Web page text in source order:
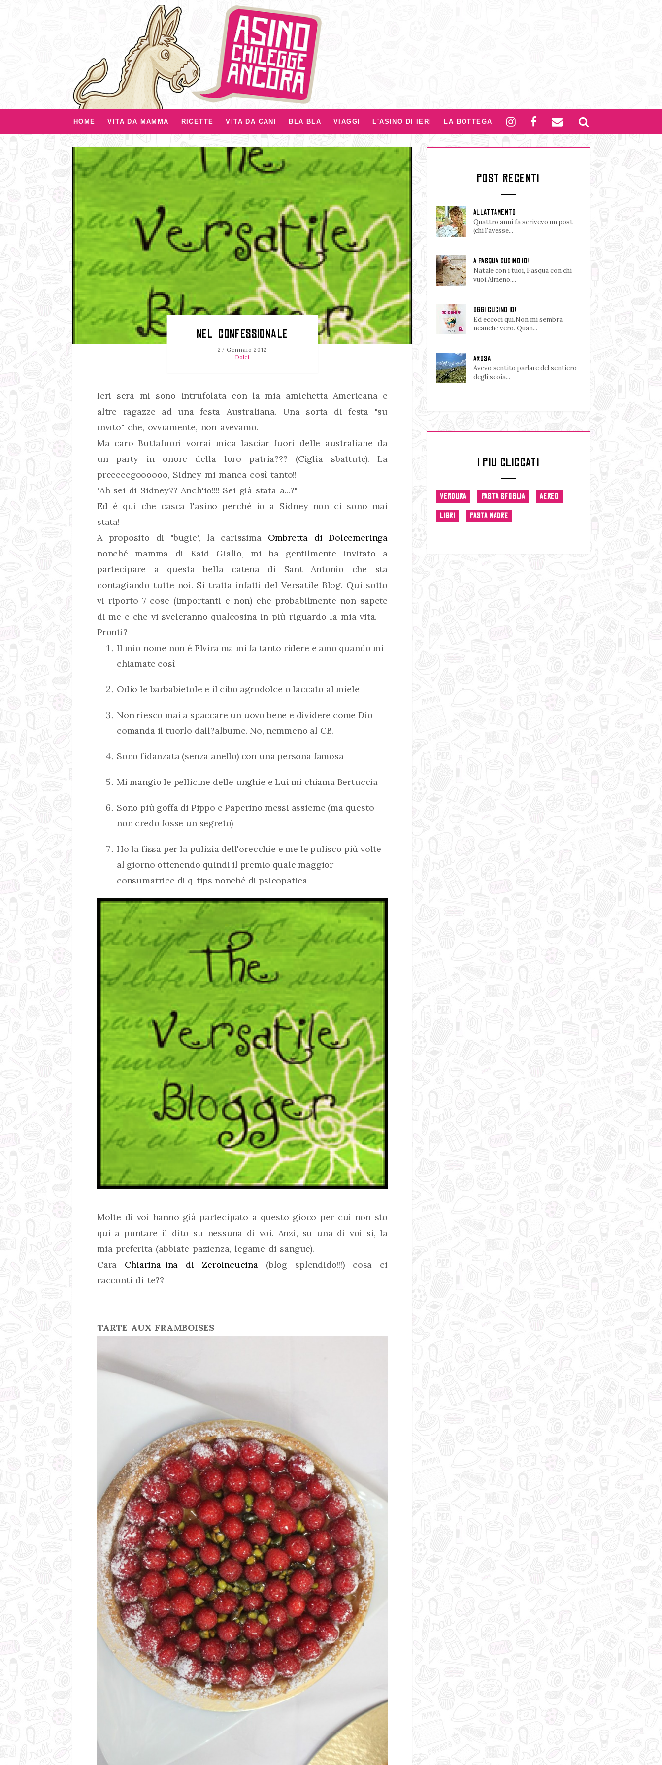
HOME VITA DA MAMMA RICETTE VITA DA CANI BLA BLA VIAGGI L'ASINO DI IERI LA BOTTEGA
NEL CONFESSIONALE
27 Gennaio 2012
Dolci
Ieri sera mi sono intrufolata con la mia amichetta Americana e
altre ragazze ad una festa Australiana. Una sorta di festa "su
invito" che, ovviamente, non avevamo.
Ma caro Buttafuori vorrai mica lasciar fuori delle australiane da
un party in onore della loro patria??? (Ciglia sbattute). La
preeeeegoooooo, Sidney mi manca così tanto!!
"Ah sei di Sidney?? Anch'io!!!! Sei già stata a...?"
Ed é qui che casca l'asino perché io a Sidney non ci sono mai
stata!
A proposito di "bugie", la carissima Ombretta di Dolcemeringa
nonché mamma di Kaid Giallo, mi ha gentilmente invitato a
partecipare a questa bella catena di Sant Antonio che sta
contagiando tutte noi. Si tratta infatti del Versatile Blog. Qui sotto
vi riporto 7 cose (importanti e non) che probabilmente non sapete
di me e che vi sveleranno qualcosina in più riguardo la mia vita.
Pronti?
Il mio nome non é Elvira ma mi fa tanto ridere e amo quando mi
chiamate così
Odio le barbabietole e il cibo agrodolce o laccato al miele
Non riesco mai a spaccare un uovo bene e dividere come Dio
comanda il tuorlo dall?albume. No, nemmeno al CB.
Sono fidanzata (senza anello) con una persona famosa
Mi mangio le pellicine delle unghie e Lui mi chiama Bertuccia
Sono più goffa di Pippo e Paperino messi assieme (ma questo
non credo fosse un segreto)
Ho la fissa per la pulizia dell'orecchie e me le pulisco più volte
al giorno ottenendo quindi il premio quale maggior
consumatrice di q-tips nonché di psicopatica
Molte di voi hanno già partecipato a questo gioco per cui non sto
qui a puntare il dito su nessuna di voi. Anzi, su una di voi si, la
mia preferita (abbiate pazienza, legame di sangue).
Cara Chiarina-ina di Zeroincucina(blog splendido!!!) cosa ci
racconti di te??
TARTE AUX FRAMBOISES
POST RECENTI
ALLATTAMENTO
Quattro anni fa scrivevo un post
(chi l'avesse...
A PASQUA CUCINO IO!
Natale con i tuoi, Pasqua con chi
vuoi.Almeno,...
OGGI CUCINO IO!
Ed eccoci qui.Non mi sembra
neanche vero. Quan...
AROSA
Avevo sentito parlare del sentiero
degli scoia...
I PIU CLICCATI
VERDURA PASTA SFOGLIA AEREO
LIBRI PASTA MADRE